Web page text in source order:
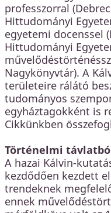
professzorral
Hittudományi
egyetemi docenssel
Hittudományi
Nagykönyvtár). A
területeire rálátó
tudományos
egyháztagokként is
Cikkünkben
Történelmi
A hazai Kálvin-
kezdődően kezdett
trendeknek
ennek